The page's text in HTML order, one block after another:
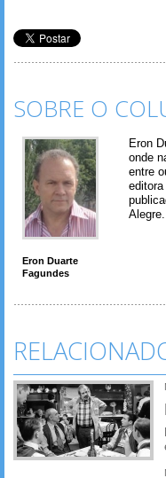
SOBRE O
Eron Duarte
Fagundes
Eron
onde
entre